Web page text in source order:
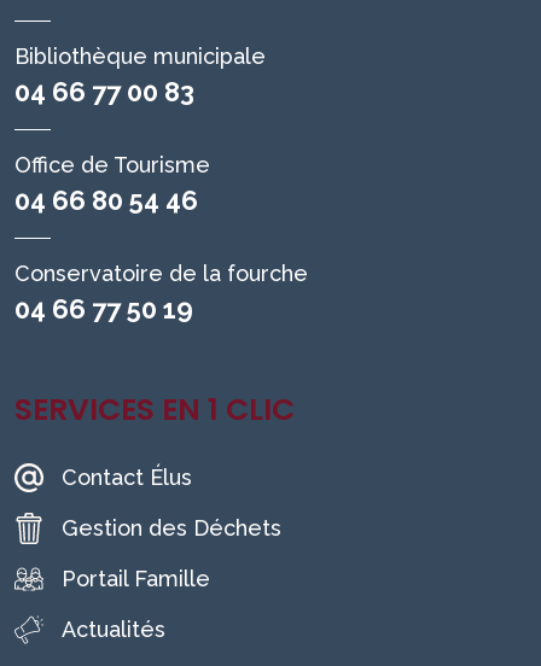
Bibliothèque municipale
04 66 77 00 83
Office de Tourisme
04 66 80 54 46
Conservatoire de la fourche
04 66 77 50 19
SERVICES EN 1 CLIC
Contact Élus
Gestion des Déchets
Portail Famille
Actualités